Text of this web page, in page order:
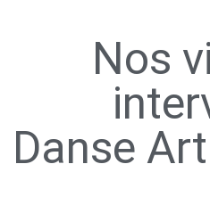
Nos
Danse